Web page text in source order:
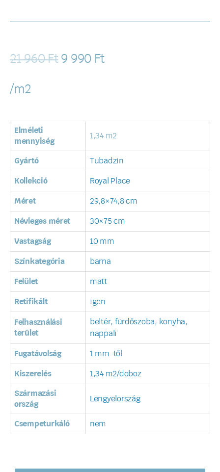
21 960Ft 9 990 Ft
/m2
Elméleti
mennyiség
1,34 m2
Gyártó Tubadzin
Kollekció Royal Place
Méret 29,8×74,8 cm
Névleges méret 30×75 cm
Vastagság 10 mm
Színkategória barna
Felület matt
Retifikált igen
Felhasználási
terület
beltér, fürdőszoba, konyha,
nappali
Fugatávolság 1 mm-től
Kiszerelés 1,34 m2/doboz
Származási
ország
Lengyelország
Csempeturkáló nem